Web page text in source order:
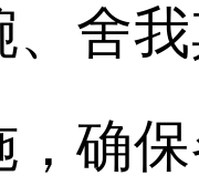
、舍
，确